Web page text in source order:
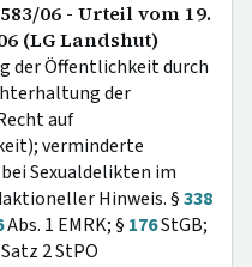
583/06 - Urteil vom 19.
(LG Landshut)
der Öffentlichkeit durch
der
auf
verminderte
Sexualdelikten im
Hinweis. §338
Abs. 1 EMRK; § 176StGB;
2 StPO